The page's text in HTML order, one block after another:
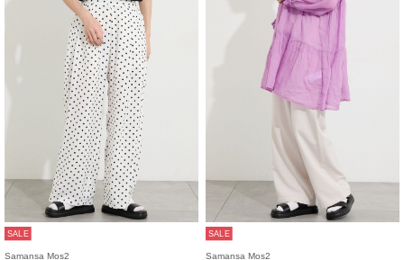
SALE
Samansa Mos2
SALE
Samansa Mos2